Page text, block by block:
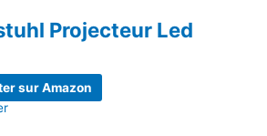
Projecteur Led
sur Amazon